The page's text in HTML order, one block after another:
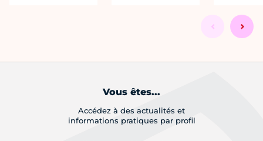
Vous êtes...
Accédez à des actualités et
informations pratiques par profil